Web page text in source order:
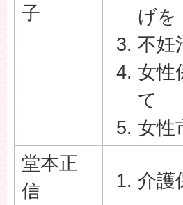
子
げを
不妊
女性
て
女性
堂本正
信
介護